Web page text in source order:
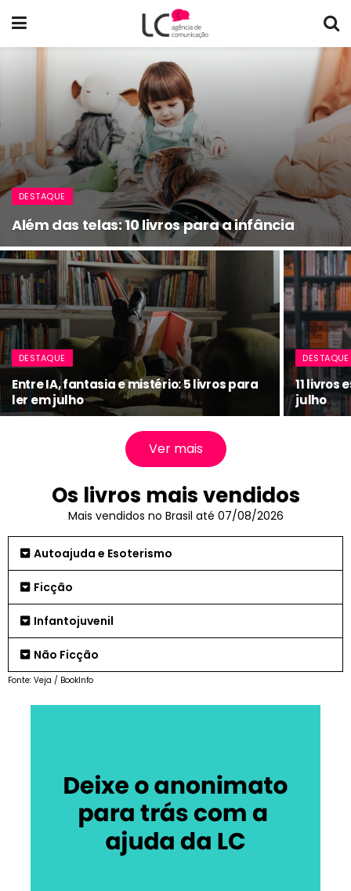
DESTAQUE
Além das telas: 10 livros para a infância
DESTAQUE
Entre IA, fantasia e mistério: 5 livros para
ler em julho
DESTAQUE
11 livros
julho
Ver mais
Os livros mais vendidos
Mais vendidos no Brasil até 07/08/2026
Autoajuda e Esoterismo
Ficção
Infantojuvenil
Não Ficção
Fonte: Veja / BookInfo